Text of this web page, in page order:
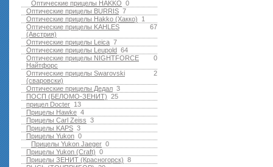
0
Оптические прицелы HAKKO
7
Оптические прицелы BURRIS
1
Оптические прицелы Hakko (Хакко)
67
Оптические прицелы KAHLES
(Австрия)
7
Оптические прицелы Leica
64
Оптические прицелы Leupold
0
Оптические прицелы NIGHTFORCE
Найтфорс
2
Оптические прицелы Swarovski
(сваровски)
3
Оптические прицелы Дедал
25
ПОСП (БЕЛОМО-ЗЕНИТ)
13
прицел Docter
4
Прицелы Hawke
3
Прицелы Carl Zeiss
3
Прицелы KAPS
0
Прицелы Yukon
0
Прицелы Yukon Jaeger
0
Прицелы Yukon (Craft)
8
Прицелы ЗЕНИТ (Красногорск)